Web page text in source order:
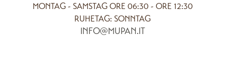
MONTAG - SAMSTAG ORE 06:30 - ORE 12:30
RUHETAG: SONNTAG
INFO@MUPAN.IT